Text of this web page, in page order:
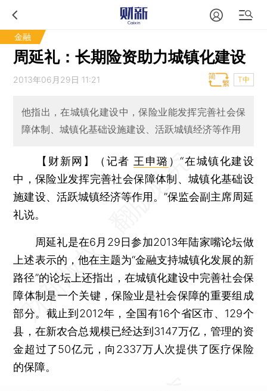
金融
周延礼：长期险资助力城镇化建设
2013年06月29日 11:21 T中
他指出，在城镇化建设中，保险业能发挥完善社会保
障体制、城镇化基础设施建设、活跃城镇经济等作用
【财新网】（记者 王申璐 ）“在城镇化建设
中，保险业发挥完善社会保障体制、城镇化基础设
施建设、活跃城镇经济等作用。”保监会副主席周延
礼说。
周延礼是在6月29日参加2013年陆家嘴论坛做
上述表示的，他在主题为“金融支持城镇化发展的新
路径”的论坛上还指出，在城镇化建设中完善社会保
障体制是一个关键，保险业是社会保障的重要组成
部分。截止到2012年，全国有16个省区市、129个
县，在新农合总规模已经达到3147万亿，管理的资
金超过了50亿元，向2337万人次提供了医疗保险
的保障。